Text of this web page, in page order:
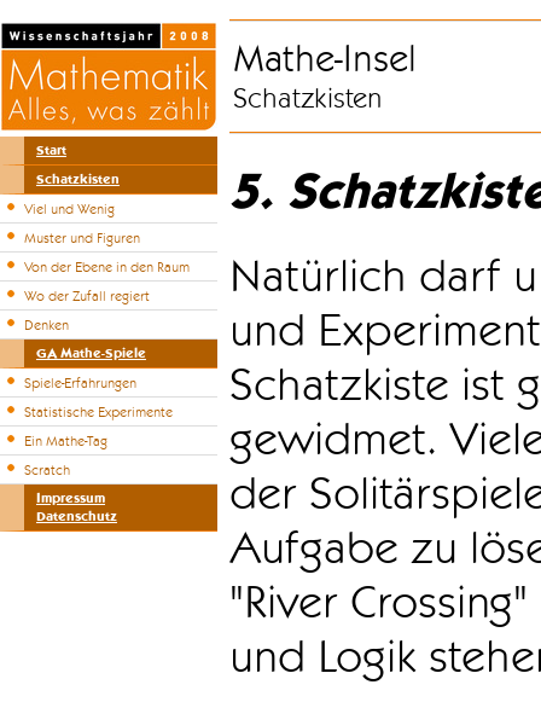
Start
Schatzkisten
Viel und Wenig
Muster und Figuren
Von der Ebene in den Raum
Wo der Zufall regiert
Denken
GA Mathe-Spiele
Spiele-Erfahrungen
Statistische Experimente
Ein Mathe-Tag
Scratch
Impressum
Datenschutz
Mathe-Insel
Schatzkisten
5.
Natürlich darf
und
Schatzkiste ist
gewidmet.
der
Aufgabe zu
"River
und Logik